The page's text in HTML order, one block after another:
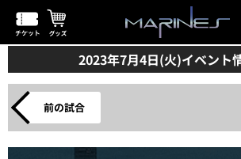
2023年7月4日(火)イベント
前の試合